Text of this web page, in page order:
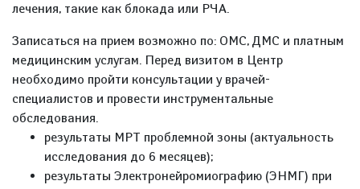
лечения, такие как блокада или РЧА.
Записаться на прием возможно по: ОМС, ДМС и платным
медицинским услугам. Перед визитом в Центр
необходимо пройти консультации у врачей-
специалистов и провести инструментальные
обследования.
результаты МРТ проблемной зоны (актуальность
исследования до 6 месяцев);
результаты Электронейромиографию (ЭНМГ) при